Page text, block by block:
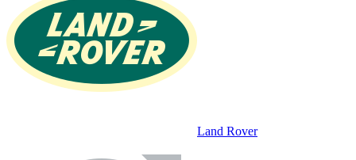
Land Rover